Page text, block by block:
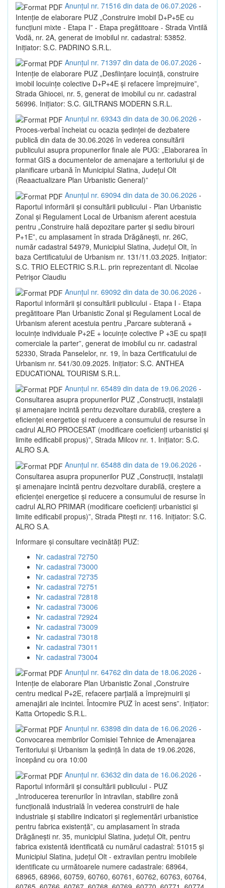
Anunțul nr. 71516 din data de 06.07.2026 -
Intenție de elaborare PUZ „Construire imobil D+P+5E cu
funcțiuni mixte - Etapa I” - Etapa pregătitoare - Strada Vintilă
Vodă, nr. 2A, generat de imobilul nr. cadastral: 53852.
Inițiator: S.C. PADRINO S.R.L.
Anunțul nr. 71397 din data de 06.07.2026 -
Intenție de elaborare PUZ „Desființare locuință, construire
imobil locuințe colective D+P+4E și refacere împrejmuire”,
Strada Ghiocei, nr. 5, generat de imobilul cu nr. cadastral
56996. Inițiator: S.C. GILTRANS MODERN S.R.L.
Anunțul nr. 69343 din data de 30.06.2026 -
Proces-verbal încheiat cu ocazia ședinței de dezbatere
publică din data de 30.06.2026 în vederea consultării
publicului asupra propunerilor finale ale PUG: „Elaborarea în
format GIS a documentelor de amenajare a teritoriului și de
planificare urbană în Municipiul Slatina, Județul Olt
(Reaactualizare Plan Urbanistic General)”
Anunțul nr. 69094 din data de 30.06.2026 -
Raportul informării și consultării publicului - Plan Urbanistic
Zonal și Regulament Local de Urbanism aferent acestuia
pentru „Construire hală depozitare parter și sediu birouri
P+1E”, cu amplasament în strada Drăgănești, nr. 26C,
număr cadastral 54979, Municipiul Slatina, Județul Olt, în
baza Certificatului de Urbanism nr. 131/11.03.2025. Inițiator:
S.C. TRIO ELECTRIC S.R.L. prin reprezentant dl. Nicolae
Petrișor Claudiu
Anunțul nr. 69092 din data de 30.06.2026 -
Raportul informării și consultării publicului - Etapa I - Etapa
pregătitoare Plan Urbanistic Zonal și Regulament Local de
Urbanism aferent acestuia pentru „Parcare subterană +
locuințe individuale P+2E + locuințe colective P +3E cu spații
comerciale la parter”, generat de imobilul cu nr. cadastral
52330, Strada Panselelor, nr. 19, în baza Certificatului de
Urbanism nr. 541/30.09.2025. Inițiator: S.C. ANTHEA
EDUCATIONAL TOURISM S.R.L.
Anunțul nr. 65489 din data de 19.06.2026 -
Consultarea asupra propunerilor PUZ „Construcții, instalații
și amenajare incintă pentru dezvoltare durabilă, creștere a
eficienței energetice și reducere a consumului de resurse în
cadrul ALRO PROCESAT (modificare coeficienți urbanistici și
limite edificabil propus)”, Strada Milcov nr. 1. Inițiator: S.C.
ALRO S.A.
Anunțul nr. 65488 din data de 19.06.2026 -
Consultarea asupra propunerilor PUZ „Construcții, instalații
și amenajare incintă pentru dezvoltare durabilă, creștere a
eficienței energetice și reducere a consumului de resurse în
cadrul ALRO PRIMAR (modificare coeficienți urbanistici și
limite edificabil propus)”, Strada Pitești nr. 116. Inițiator: S.C.
ALRO S.A.
Informare și consultare vecinătăți PUZ:
Nr. cadastral 72750
Nr. cadastral 73000
Nr. cadastral 72735
Nr. cadastral 72751
Nr. cadastral 72818
Nr. cadastral 73006
Nr. cadastral 72924
Nr. cadastral 73009
Nr. cadastral 73018
Nr. cadastral 73011
Nr. cadastral 73004
Anunțul nr. 64762 din data de 18.06.2026 -
Intenție de elaborare Plan Urbanistic Zonal „Construire
centru medical P+2E, refacere parțială a împrejmuirii și
amenajări ale incintei. Întocmire PUZ în acest sens”. Inițiator:
Katta Ortopedic S.R.L.
Anunțul nr. 63898 din data de 16.06.2026 -
Convocarea membrilor Comisiei Tehnice de Amenajarea
Teritoriului și Urbanism la ședință în data de 19.06.2026,
începând cu ora 10:00
Anunțul nr. 63632 din data de 16.06.2026 -
Raportul informării și consultării publicului - PUZ
„Introducerea terenurilor în intravilan, stabilire zonă
funcțională industrială în vederea construirii de hale
industriale și stabilire indicatori și reglementări urbanistice
pentru fabrica existență”, cu amplasament în strada
Drăgănești nr. 35, municipiul Slatina, județul Olt, pentru
fabrica existentă identificată cu numărul cadastral: 51015 și
Municipiul Slatina, județul Olt - extravilan pentru imobilele
identificate cu următoarele numere cadastrale: 68964,
68965, 68966, 60759, 60760, 60761, 60762, 60763, 60764,